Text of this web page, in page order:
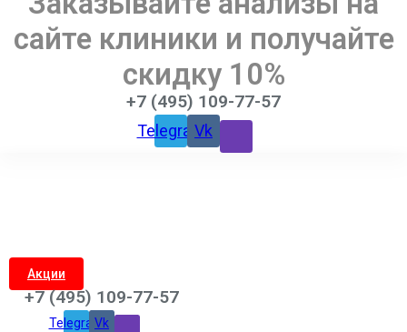
сайте клиники и получайте
скидку 10%
+7 (495) 109-77-57
TelegramVk
Акции
+7 (495) 109-77-57
TelegramVk